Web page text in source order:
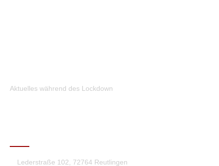
Aktuelles während des Lockdown
Lederstraße 102, 72764 Reutlingen